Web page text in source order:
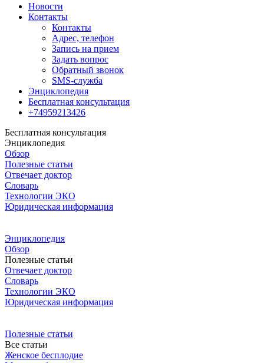
Новости
Контакты
Контакты
Адрес, телефон
Запись на прием
Задать вопрос
Обратный звонок
SMS-служба
Энциклопедия
Бесплатная консультация
+74959213426
Бесплатная консультация
Энциклопедия
Обзор
Полезные статьи
Отвечает доктор
Словарь
Технологии ЭКО
Юридическая информация
Энциклопедия
Обзор
Полезные статьи
Отвечает доктор
Словарь
Технологии ЭКО
Юридическая информация
Полезные статьи
Все статьи
Женское бесплодие